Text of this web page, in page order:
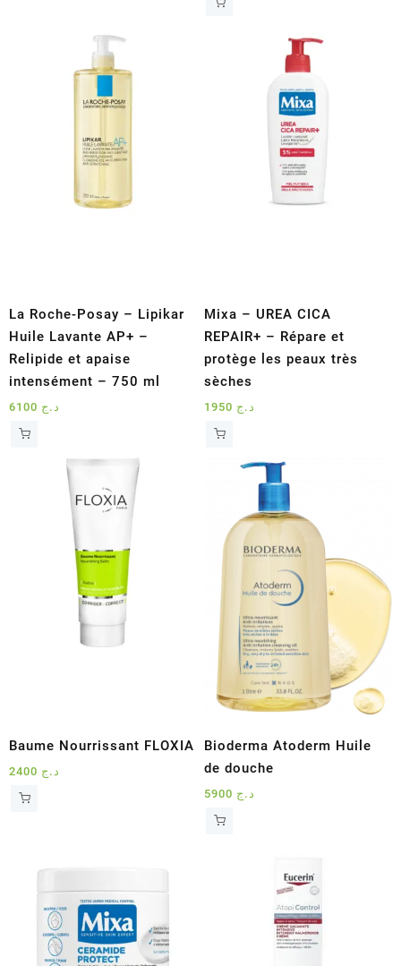
La Roche-Posay – Lipikar
Huile Lavante AP+ –
Relipide et apaise
intensément – 750 ml
د.ج
Mixa – UREA CICA
REPAIR+ – Répare et
protège les peaux très
sèches
د.ج
Baume Nourrissant FLOXIA
د.ج
Bioderma Atoderm Huile
de douche
د.ج